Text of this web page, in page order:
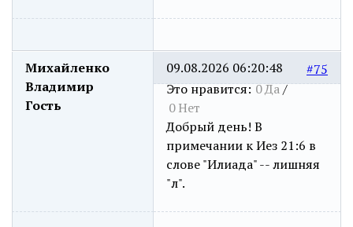
Михайленко
Владимир
Гость
#75
Это нравится: 0Да/
0Нет
09.08.2026 06:20:48
Добрый день! В
примечании к Иез 21:6 в
слове "Илиада" -- лишняя
"л".